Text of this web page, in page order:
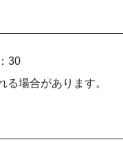
30
場合があります。